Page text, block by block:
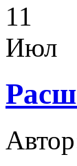
11
Июл